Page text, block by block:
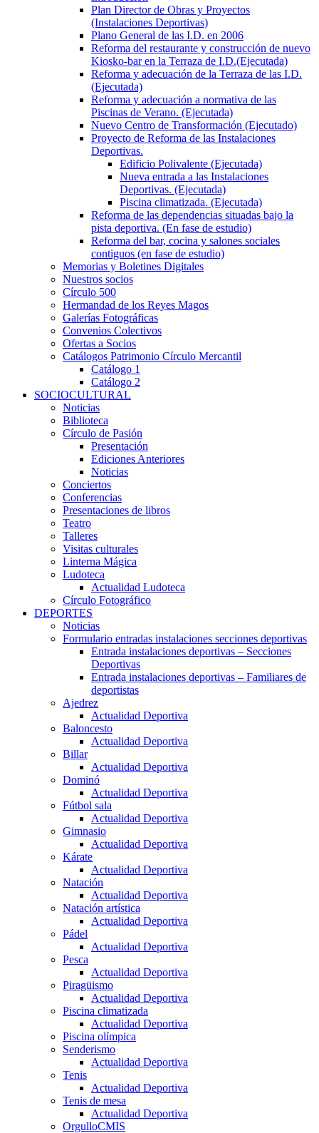
Plan Director de Obras y Proyectos
(Instalaciones Deportivas)
Plano General de las I.D. en 2006
Reforma del restaurante y construcción de nuevo
Kiosko-bar en la Terraza de I.D.(Ejecutada)
Reforma y adecuación de la Terraza de las I.D.
(Ejecutada)
Reforma y adecuación a normativa de las
Piscinas de Verano. (Ejecutada)
Nuevo Centro de Transformación (Ejecutado)
Proyecto de Reforma de las Instalaciones
Deportivas.
Edificio Polivalente (Ejecutada)
Nueva entrada a las Instalaciones
Deportivas. (Ejecutada)
Piscina climatizada. (Ejecutada)
Reforma de las dependencias situadas bajo la
pista deportiva. (En fase de estudio)
Reforma del bar, cocina y salones sociales
contiguos (en fase de estudio)
Memorias y Boletines Digitales
Nuestros socios
Círculo 500
Hermandad de los Reyes Magos
Galerías Fotográficas
Convenios Colectivos
Ofertas a Socios
Catálogos Patrimonio Círculo Mercantil
Catálogo 1
Catálogo 2
SOCIOCULTURAL
Noticias
Biblioteca
Círculo de Pasión
Presentación
Ediciones Anteriores
Noticias
Conciertos
Conferencias
Presentaciones de libros
Teatro
Talleres
Visitas culturales
Linterna Mágica
Ludoteca
Actualidad Ludoteca
Círculo Fotográfico
DEPORTES
Noticias
Formulario entradas instalaciones secciones deportivas
Entrada instalaciones deportivas – Secciones
Deportivas
Entrada instalaciones deportivas – Familiares de
deportistas
Ajedrez
Actualidad Deportiva
Baloncesto
Actualidad Deportiva
Billar
Actualidad Deportiva
Dominó
Actualidad Deportiva
Fútbol sala
Actualidad Deportiva
Gimnasio
Actualidad Deportiva
Kárate
Actualidad Deportiva
Natación
Actualidad Deportiva
Natación artística
Actualidad Deportiva
Pádel
Actualidad Deportiva
Pesca
Actualidad Deportiva
Piragüismo
Actualidad Deportiva
Piscina climatizada
Actualidad Deportiva
Piscina olímpica
Senderismo
Actualidad Deportiva
Tenis
Actualidad Deportiva
Tenis de mesa
Actualidad Deportiva
OrgulloCMIS